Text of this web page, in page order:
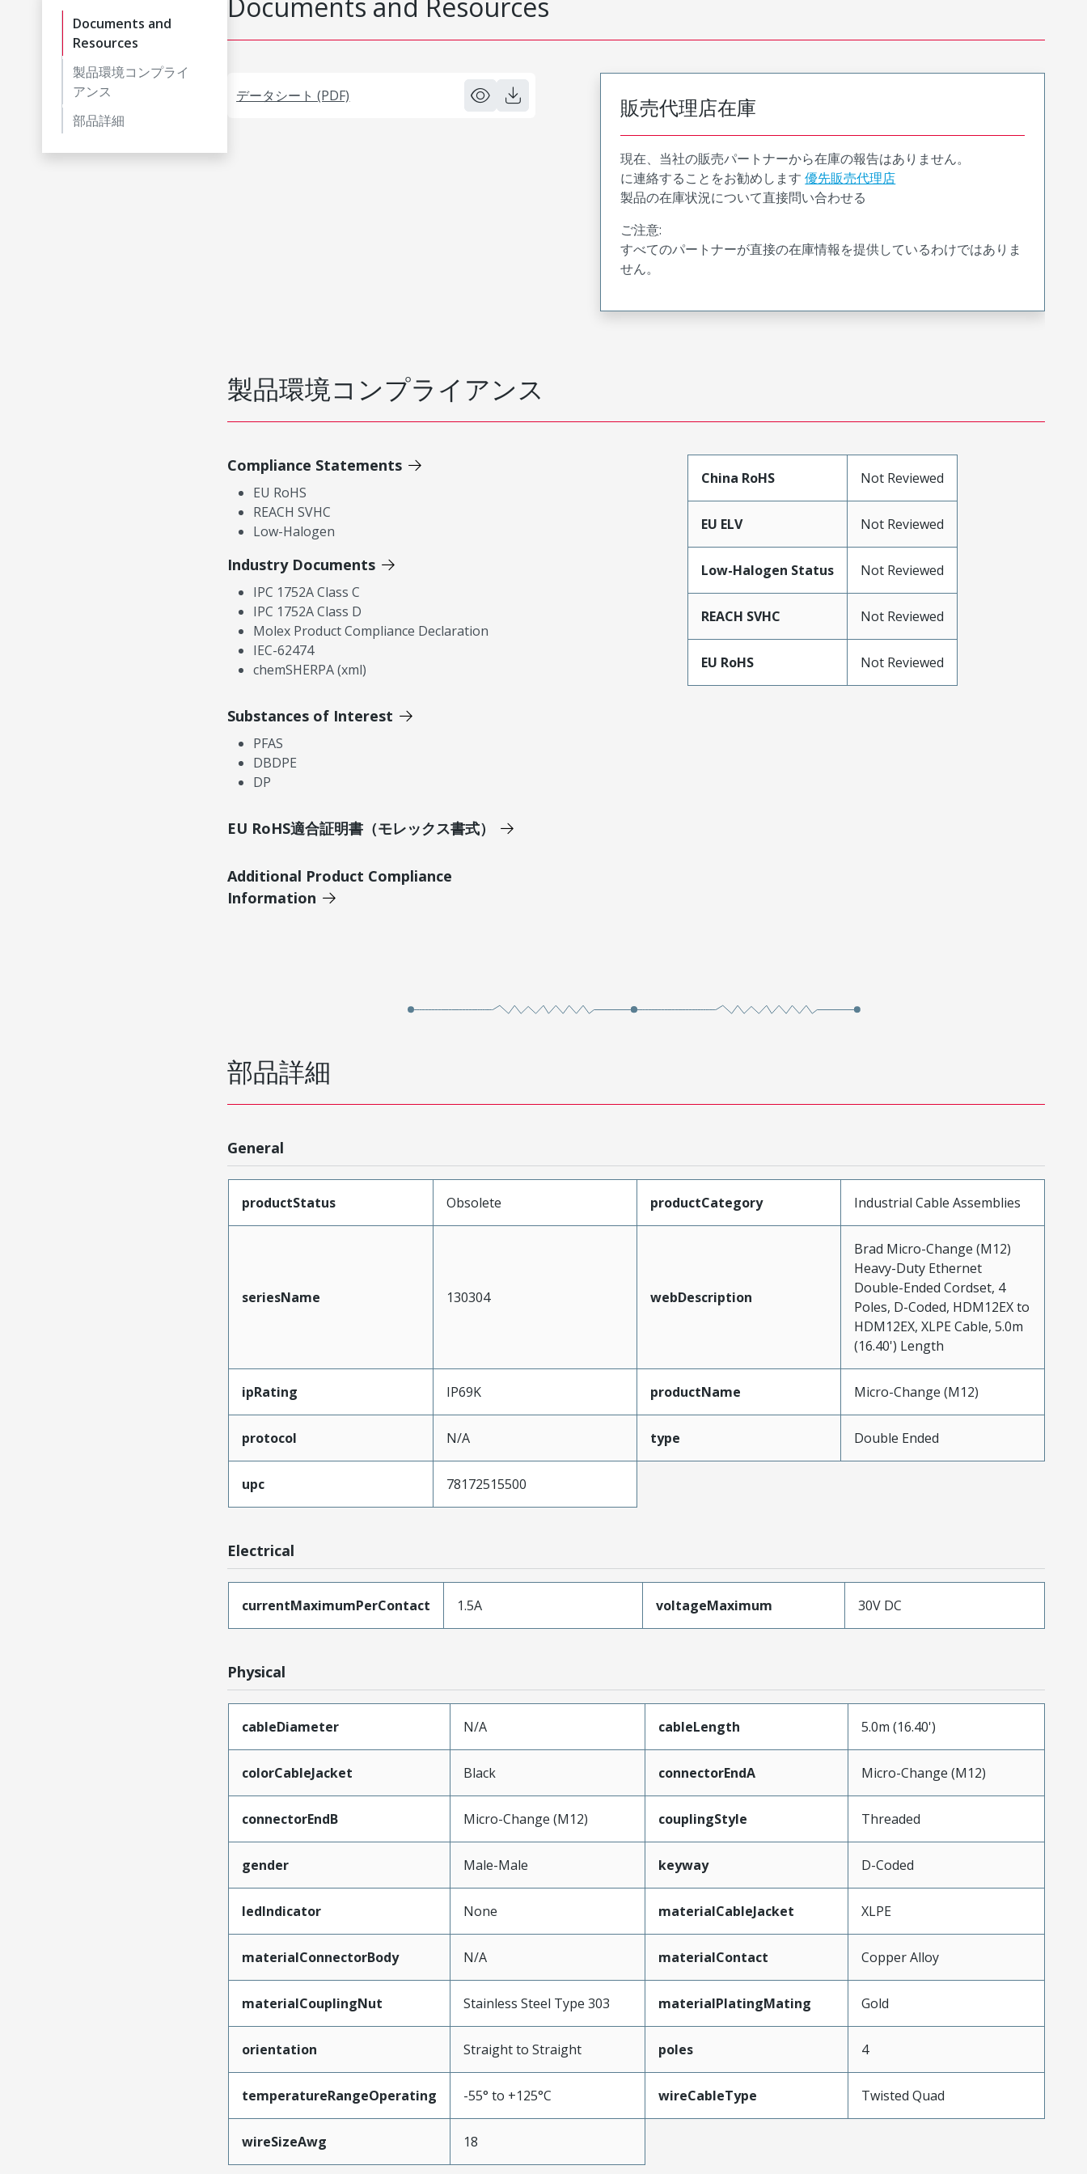
Documents and
Resources
製品環境コンプライ
アンス
部品詳細
Documents and Resources
データシート (PDF) 販売代理店在庫
現在、当社の販売パートナーから在庫の報告はありません。
に連絡することをお勧めします 優先販売代理店
製品の在庫状況について直接問い合わせる
ご注意:
すべてのパートナーが直接の在庫情報を提供しているわけではありま
せん。
製品環境コンプライアンス
Compliance Statements
EU RoHS
REACH SVHC
Low-Halogen
Industry Documents
IPC 1752A Class C
IPC 1752A Class D
Molex Product Compliance Declaration
IEC-62474
chemSHERPA (xml)
Substances of Interest
PFAS
DBDPE
DP
EU RoHS適合証明書（モレックス書式）
Additional Product Compliance
Information
China RoHS Not Reviewed
EU ELV Not Reviewed
Low-Halogen Status Not Reviewed
REACH SVHC Not Reviewed
EU RoHS Not Reviewed
部品詳細
General
productStatus Obsolete productCategory Industrial Cable Assemblies
seriesName 130304 webDescription
Brad Micro-Change (M12)
Heavy-Duty Ethernet
Double-Ended Cordset, 4
Poles, D-Coded, HDM12EX to
HDM12EX, XLPE Cable, 5.0m
(16.40') Length
ipRating IP69K productName Micro-Change (M12)
protocol N/A type Double Ended
upc 78172515500
Electrical
currentMaximumPerContact 1.5A voltageMaximum 30V DC
Physical
cableDiameter N/A cableLength 5.0m (16.40')
colorCableJacket Black connectorEndA Micro-Change (M12)
connectorEndB Micro-Change (M12) couplingStyle Threaded
gender Male-Male keyway D-Coded
ledIndicator None materialCableJacket XLPE
materialConnectorBody N/A materialContact Copper Alloy
materialCouplingNut Stainless Steel Type 303 materialPlatingMating Gold
orientation Straight to Straight poles 4
temperatureRangeOperating -55° to +125°C wireCableType Twisted Quad
wireSizeAwg 18